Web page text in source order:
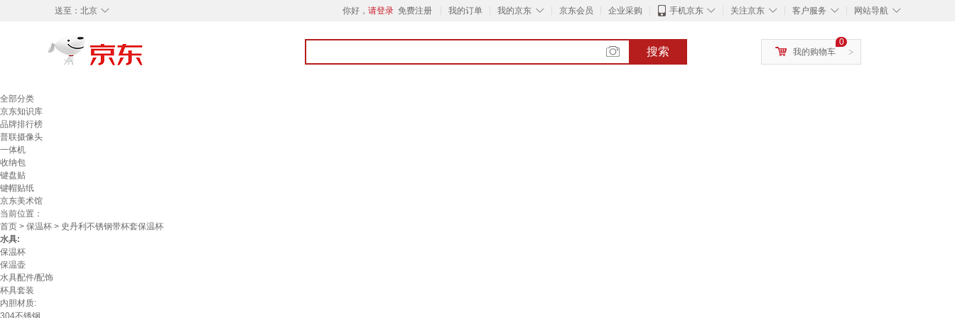
◇
送至： 北京 你好， 请登录 免费注册 我的订单 ◇
我的京东 京东会员 企业采购 ◇
手机京东 ◇
关注京东 ◇
客户服务 ◇
网站导航
搜索 >
0
我的购物车
全部分类
京东知识库
品牌排行榜
普联摄像头
一体机
收纳包
键盘贴
键帽贴纸
京东美术馆
当前位置：
首页 > 保温杯 > 史丹利不锈钢带杯套保温杯
水具:
保温杯
保温壶
水具配件/配饰
杯具套装
内胆材质:
304不锈钢